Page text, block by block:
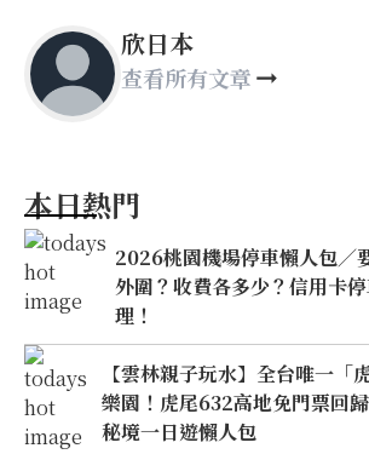
欣日本
查看所有文章
本日熱門
2026桃園機場停車懶人包／
外圍？收費各多少？信用卡
理！
【雲林親子玩水】全台唯一「
樂園！虎尾632高地免門票回
秘境一日遊懶人包